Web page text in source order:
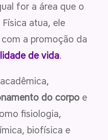
for a área que o
atua, ele
a promoção da
de vida.
do corpo e
fisiologia,
biofísica e